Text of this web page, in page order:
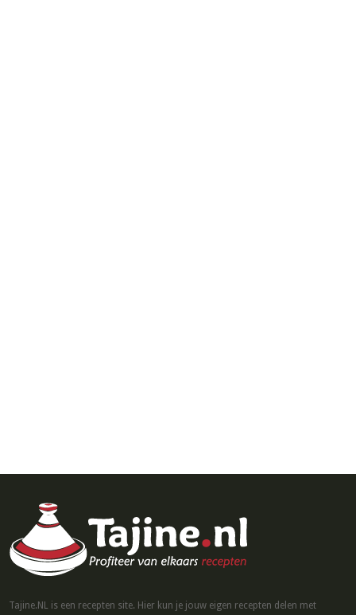
Tajine.NL is een recepten site. Hier kun je jouw eigen recepten delen met